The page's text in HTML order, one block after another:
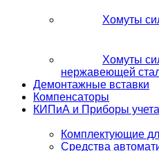
Хомуты
Хомуты
нержавеющей
Демонтажные вставки
Компенсаторы
КИПиА и Приборы учета
Комплектующие
Средства